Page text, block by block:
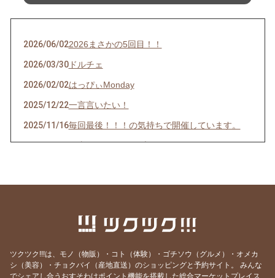
2026/06/022026まさかの5回目！！
2026/03/30ドルチェ
2026/02/02はっぴぃMonday
2025/12/22一言言いたい！
2025/11/16毎回最後！！！の気持ちで開催しています。
2025/09/02何事にもポジティブに
2024/10/13好きな物事に関してはしつこい酒場店主
2か月振りのメルマガです。
2023/11/22マイペースなメルマガです。
ツクツク!!!は、モノ（物販）・コト（体験）・ゴチソウ（グルメ）・オメカ
シ（美容）・チョクバイ（産地直送）のショッピングと予約サイト。
みんな
でシェアし合うおすそわけポイント機能を搭載した総合マーケットプレイス